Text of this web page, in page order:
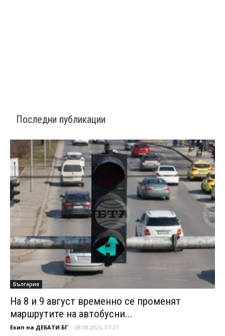
Последни публикации
България
На 8 и 9 август временно се променят
маршрутите на автобусни...
Екип на ДЕБАТИ.БГ - 08.08.2026, 07:21